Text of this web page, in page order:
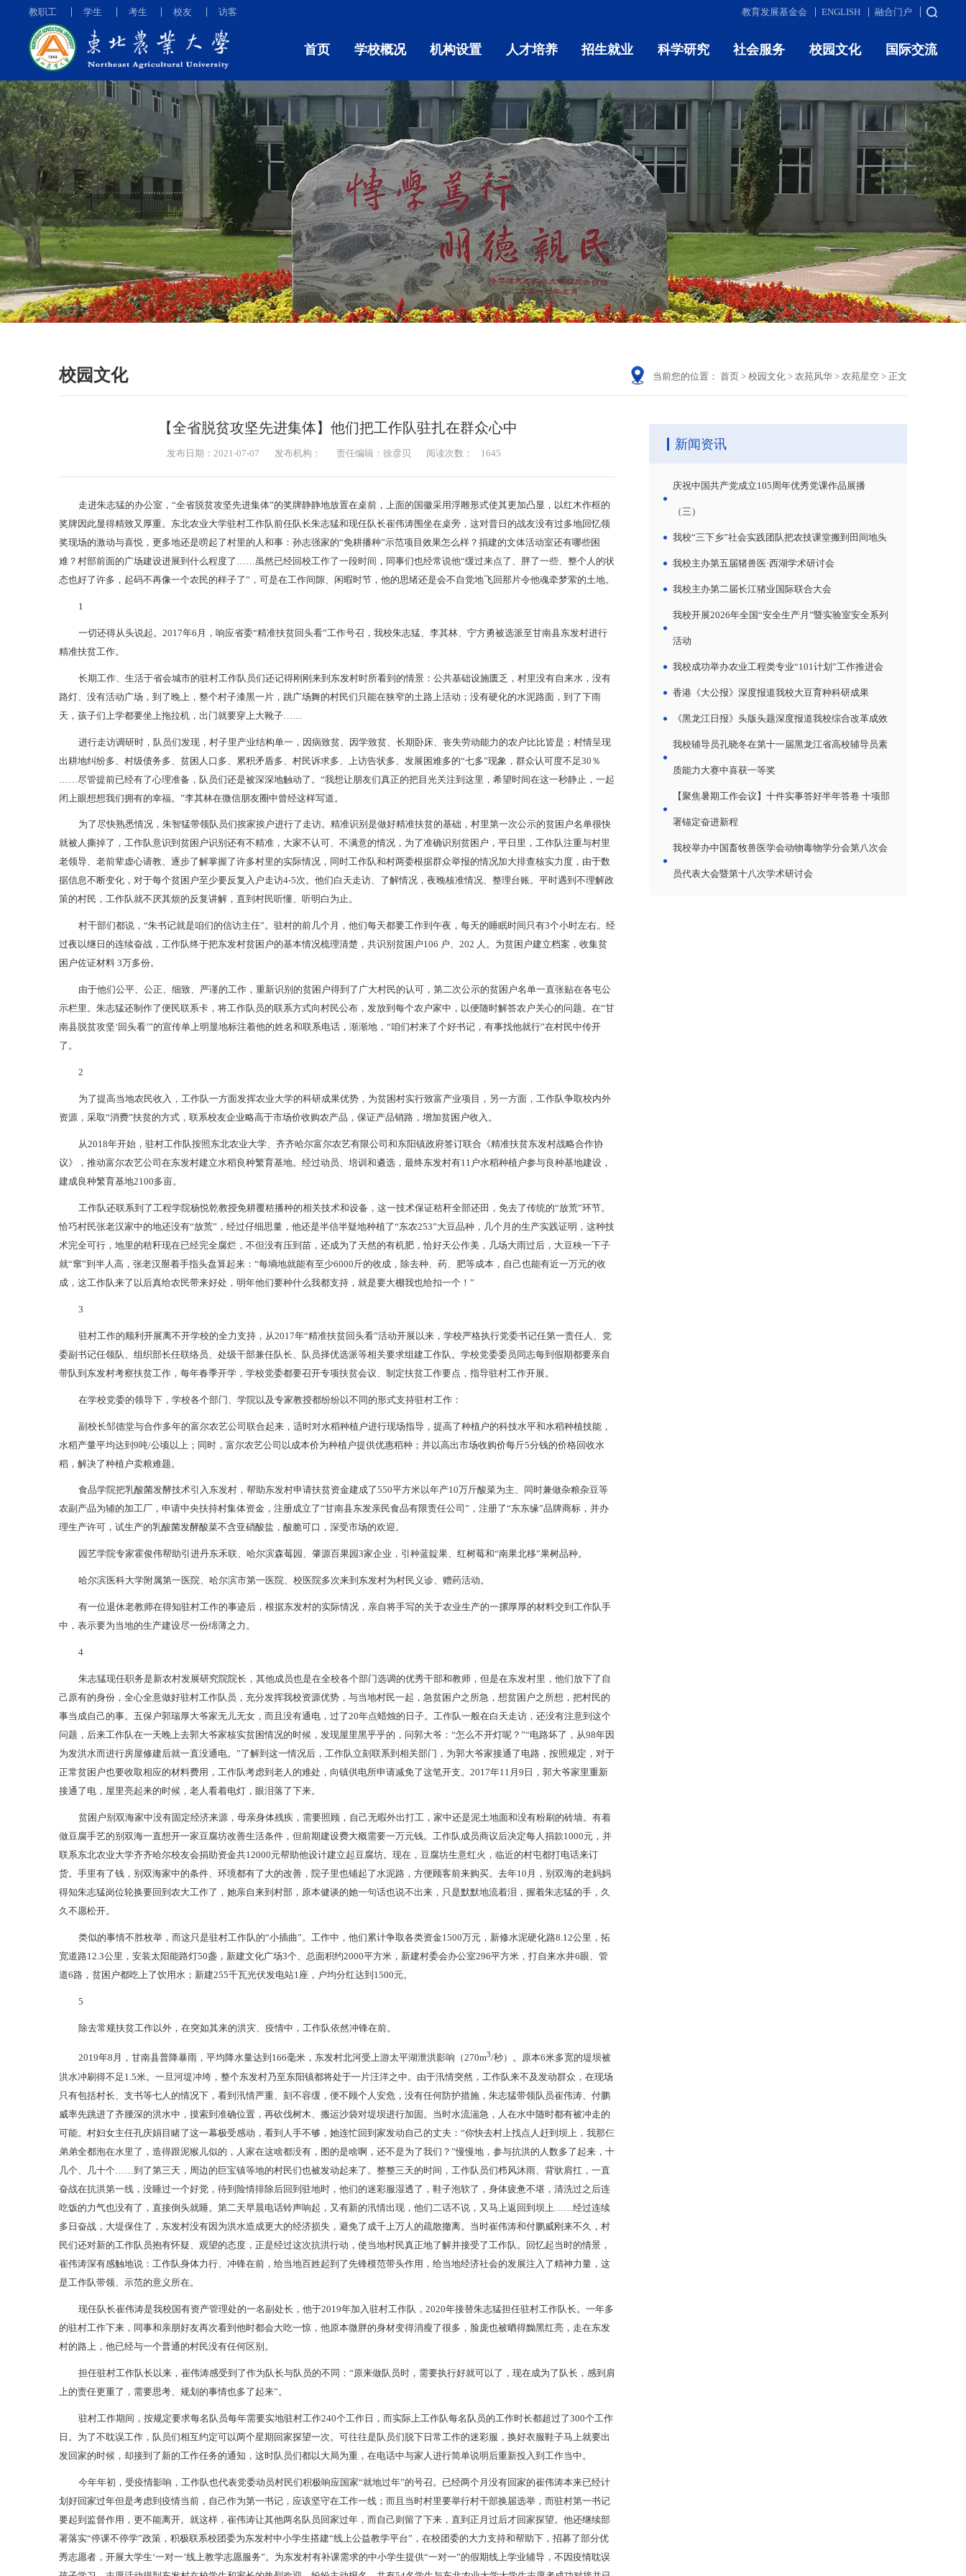
教职工 学生 考生 校友 访客 教育发展基金会 ENGLISH 融合门户
首页 学校概况 机构设置 人才培养 招生就业 科学研究 社会服务 校园文化 国际交流
校园文化 当前您的位置： 首页 > 校园文化 > 农苑风华 > 农苑星空 > 正文
【全省脱贫攻坚先进集体】他们把工作队驻扎在群众心中
发布日期：2021-07-07 发布机构： 责任编辑：徐彦贝 阅读次数： 1645
走进朱志猛的办公室，“全省脱贫攻坚先进集体”的奖牌静静地放置在桌前，上面的国徽采用浮雕形式使其更加凸显，以红木作框的
奖牌因此显得精致又厚重。东北农业大学驻村工作队前任队长朱志猛和现任队长崔伟涛围坐在桌旁，这对昔日的战友没有过多地回忆领
奖现场的激动与喜悦，更多地还是唠起了村里的人和事：孙志强家的“免耕播种”示范项目效果怎么样？捐建的文体活动室还有哪些困
难？村部前面的广场建设进展到什么程度了……虽然已经回校工作了一段时间，同事们也经常说他“缓过来点了、胖了一些、整个人的状
态也好了许多，起码不再像一个农民的样子了”，可是在工作间隙、闲暇时节，他的思绪还是会不自觉地飞回那片令他魂牵梦萦的土地。
1
一切还得从头说起。2017年6月，响应省委“精准扶贫回头看”工作号召，我校朱志猛、李其林、宁方勇被选派至甘南县东发村进行
精准扶贫工作。
长期工作、生活于省会城市的驻村工作队员们还记得刚刚来到东发村时所看到的情景：公共基础设施匮乏，村里没有自来水，没有
路灯、没有活动广场，到了晚上，整个村子漆黑一片，跳广场舞的村民们只能在狭窄的土路上活动；没有硬化的水泥路面，到了下雨
天，孩子们上学都要坐上拖拉机，出门就要穿上大靴子……
进行走访调研时，队员们发现，村子里产业结构单一，因病致贫、因学致贫、长期卧床、丧失劳动能力的农户比比皆是；村情呈现
出耕地纠纷多、村级债务多、贫困人口多、累积矛盾多、村民诉求多、上访告状多、发展困难多的“七多”现象，群众认可度不足30％
……尽管提前已经有了心理准备，队员们还是被深深地触动了。“我想让朋友们真正的把目光关注到这里，希望时间在这一秒静止，一起
闭上眼想想我们拥有的幸福。”李其林在微信朋友圈中曾经这样写道。
为了尽快熟悉情况，朱智猛带领队员们挨家挨户进行了走访。精准识别是做好精准扶贫的基础，村里第一次公示的贫困户名单很快
就被人撕掉了，工作队意识到贫困户识别还有不精准，大家不认可、不满意的情况，为了准确识别贫困户，平日里，工作队注重与村里
老领导、老前辈虚心请教、逐步了解掌握了许多村里的实际情况，同时工作队和村两委根据群众举报的情况加大排查核实力度，由于数
据信息不断变化，对于每个贫困户至少要反复入户走访4-5次。他们白天走访、了解情况，夜晚核准情况、整理台账。平时遇到不理解政
策的村民，工作队就不厌其烦的反复讲解，直到村民听懂、听明白为止。
村干部们都说，“朱书记就是咱们的信访主任”。驻村的前几个月，他们每天都要工作到午夜，每天的睡眠时间只有3个小时左右。经
过夜以继日的连续奋战，工作队终于把东发村贫困户的基本情况梳理清楚，共识别贫困户106 户、202 人。为贫困户建立档案，收集贫
困户佐证材料 3万多份。
由于他们公平、公正、细致、严谨的工作，重新识别的贫困户得到了广大村民的认可，第二次公示的贫困户名单一直张贴在各屯公
示栏里。朱志猛还制作了便民联系卡，将工作队员的联系方式向村民公布，发放到每个农户家中，以便随时解答农户关心的问题。在“甘
南县脱贫攻坚‘回头看’”的宣传单上明显地标注着他的姓名和联系电话，渐渐地，“咱们村来了个好书记，有事找他就行”在村民中传开
了。
2
为了提高当地农民收入，工作队一方面发挥农业大学的科研成果优势，为贫困村实行致富产业项目，另一方面，工作队争取校内外
资源，采取“消费”扶贫的方式，联系校友企业略高于市场价收购农产品，保证产品销路，增加贫困户收入。
从2018年开始，驻村工作队按照东北农业大学、齐齐哈尔富尔农艺有限公司和东阳镇政府签订联合《精准扶贫东发村战略合作协
议》，推动富尔农艺公司在东发村建立水稻良种繁育基地。经过动员、培训和遴选，最终东发村有11户水稻种植户参与良种基地建设，
建成良种繁育基地2100多亩。
工作队还联系到了工程学院杨悦乾教授免耕覆秸播种的相关技术和设备，这一技术保证秸秆全部还田，免去了传统的“放荒”环节。
恰巧村民张老汉家中的地还没有“放荒”，经过仔细思量，他还是半信半疑地种植了“东农253”大豆品种，几个月的生产实践证明，这种技
术完全可行，地里的秸秆现在已经完全腐烂，不但没有压到苗，还成为了天然的有机肥，恰好天公作美，几场大雨过后，大豆秧一下子
就“窜”到半人高，张老汉掰着手指头盘算起来：“每墒地就能有至少6000斤的收成，除去种、药、肥等成本，自己也能有近一万元的收
成，这工作队来了以后真给农民带来好处，明年他们要种什么我都支持，就是要大棚我也给扣一个！”
3
驻村工作的顺利开展离不开学校的全力支持，从2017年“精准扶贫回头看”活动开展以来，学校严格执行党委书记任第一责任人、党
委副书记任领队、组织部长任联络员、处级干部兼任队长、队员择优选派等相关要求组建工作队。学校党委委员同志每到假期都要亲自
带队到东发村考察扶贫工作，每年春季开学，学校党委都要召开专项扶贫会议、制定扶贫工作要点，指导驻村工作开展。
在学校党委的领导下，学校各个部门、学院以及专家教授都纷纷以不同的形式支持驻村工作：
副校长邹德堂与合作多年的富尔农艺公司联合起来，适时对水稻种植户进行现场指导，提高了种植户的科技水平和水稻种植技能，
水稻产量平均达到9吨/公顷以上；同时，富尔农艺公司以成本价为种植户提供优惠稻种；并以高出市场收购价每斤5分钱的价格回收水
稻，解决了种植户卖粮难题。
食品学院把乳酸菌发酵技术引入东发村，帮助东发村申请扶贫资金建成了550平方米以年产10万斤酸菜为主、同时兼做杂粮杂豆等
农副产品为辅的加工厂，申请中央扶持村集体资金，注册成立了“甘南县东发亲民食品有限责任公司”，注册了“东东缘”品牌商标，并办
理生产许可，试生产的乳酸菌发酵酸菜不含亚硝酸盐，酸脆可口，深受市场的欢迎。
园艺学院专家霍俊伟帮助引进丹东禾联、哈尔滨森莓园、肇源百果园3家企业，引种蓝靛果、红树莓和“南果北移”果树品种。
哈尔滨医科大学附属第一医院、哈尔滨市第一医院、校医院多次来到东发村为村民义诊、赠药活动。
有一位退休老教师在得知驻村工作的事迹后，根据东发村的实际情况，亲自将手写的关于农业生产的一摞厚厚的材料交到工作队手
中，表示要为当地的生产建设尽一份绵薄之力。
4
朱志猛现任职务是新农村发展研究院院长，其他成员也是在全校各个部门选调的优秀干部和教师，但是在东发村里，他们放下了自
己原有的身份，全心全意做好驻村工作队员，充分发挥我校资源优势，与当地村民一起，急贫困户之所急，想贫困户之所想，把村民的
事当成自己的事。五保户郭瑞厚大爷家无儿无女，而且没有通电，过了20年点蜡烛的日子。工作队一般在白天走访，还没有注意到这个
问题，后来工作队在一天晚上去郭大爷家核实贫困情况的时候，发现屋里黑乎乎的，问郭大爷：“怎么不开灯呢？”“电路坏了，从98年因
为发洪水而进行房屋修建后就一直没通电。”了解到这一情况后，工作队立刻联系到相关部门，为郭大爷家接通了电路，按照规定，对于
正常贫困户也要收取相应的材料费用，工作队考虑到老人的难处，向镇供电所申请减免了这笔开支。2017年11月9日，郭大爷家里重新
接通了电，屋里亮起来的时候，老人看着电灯，眼泪落了下来。
贫困户别双海家中没有固定经济来源，母亲身体残疾，需要照顾，自己无暇外出打工，家中还是泥土地面和没有粉刷的砖墙。有着
做豆腐手艺的别双海一直想开一家豆腐坊改善生活条件，但前期建设费大概需要一万元钱。工作队成员商议后决定每人捐款1000元，并
联系东北农业大学齐齐哈尔校友会捐助资金共12000元帮助他设计建立起豆腐坊。现在，豆腐坊生意红火，临近的村屯都打电话来订
货。手里有了钱，别双海家中的条件、环境都有了大的改善，院子里也铺起了水泥路，方便顾客前来购买。去年10月，别双海的老妈妈
得知朱志猛岗位轮换要回到农大工作了，她亲自来到村部，原本健谈的她一句话也说不出来，只是默默地流着泪，握着朱志猛的手，久
久不愿松开。
类似的事情不胜枚举，而这只是驻村工作队的“小插曲”。工作中，他们累计争取各类资金1500万元，新修水泥硬化路8.12公里，拓
宽道路12.3公里，安装太阳能路灯50盏，新建文化广场3个、总面积约2000平方米，新建村委会办公室296平方米，打自来水井6眼、管
道6路，贫困户都吃上了饮用水；新建255千瓦光伏发电站1座，户均分红达到1500元。
5
除去常规扶贫工作以外，在突如其来的洪灾、疫情中，工作队依然冲锋在前。
2019年8月，甘南县普降暴雨，平均降水量达到166毫米，东发村北河受上游太平湖泄洪影响（270m3/秒）。原本6米多宽的堤坝被
洪水冲刷得不足1.5米。一旦河堤冲垮，整个东发村乃至东阳镇都将处于一片汪洋之中。由于汛情突然，工作队来不及发动群众，在现场
只有包括村长、支书等七人的情况下，看到汛情严重、刻不容缓，便不顾个人安危，没有任何防护措施，朱志猛带领队员崔伟涛、付鹏
威率先跳进了齐腰深的洪水中，摸索到准确位置，再砍伐树木、搬运沙袋对堤坝进行加固。当时水流湍急，人在水中随时都有被冲走的
可能。村妇女主任孔庆娟目睹了这一幕极受感动，看到人手不够，她连忙回到家发动自己的丈夫：“你快去村上找点人赶到坝上，我那仨
弟弟全都泡在水里了，造得跟泥猴儿似的，人家在这啥都没有，图的是啥啊，还不是为了我们？”慢慢地，参与抗洪的人数多了起来，十
几个、几十个……到了第三天，周边的巨宝镇等地的村民们也被发动起来了。整整三天的时间，工作队员们栉风沐雨、背驮肩扛，一直
奋战在抗洪第一线，没睡过一个好觉，待到险情排除后回到驻地时，他们的迷彩服湿透了，鞋子泡软了，身体疲惫不堪，清洗过之后连
吃饭的力气也没有了，直接倒头就睡。第二天早晨电话铃声响起，又有新的汛情出现，他们二话不说，又马上返回到坝上……经过连续
多日奋战，大堤保住了，东发村没有因为洪水造成更大的经济损失，避免了成千上万人的疏散撤离。当时崔伟涛和付鹏威刚来不久，村
民们还对新的工作队员抱有怀疑、观望的态度，正是经过这次抗洪行动，使当地村民真正地了解并接受了工作队。回忆起当时的情景，
崔伟涛深有感触地说：工作队身体力行、冲锋在前，给当地百姓起到了先锋模范带头作用，给当地经济社会的发展注入了精神力量，这
是工作队带领、示范的意义所在。
现任队长崔伟涛是我校国有资产管理处的一名副处长，他于2019年加入驻村工作队，2020年接替朱志猛担任驻村工作队长。一年多
的驻村工作下来，同事和亲朋好友再次看到他时都会大吃一惊，他原本微胖的身材变得消瘦了很多，脸庞也被晒得黝黑红亮，走在东发
村的路上，他已经与一个普通的村民没有任何区别。
担任驻村工作队长以来，崔伟涛感受到了作为队长与队员的不同：“原来做队员时，需要执行好就可以了，现在成为了队长，感到肩
上的责任更重了，需要思考、规划的事情也多了起来”。
驻村工作期间，按规定要求每名队员每年需要实地驻村工作240个工作日，而实际上工作队每名队员的工作时长都超过了300个工作
日。为了不耽误工作，队员们相互约定可以两个星期回家探望一次。可往往是队员们脱下日常工作的迷彩服，换好衣服鞋子马上就要出
发回家的时候，却接到了新的工作任务的通知，这时队员们都以大局为重，在电话中与家人进行简单说明后重新投入到工作当中。
今年年初，受疫情影响，工作队也代表党委动员村民们积极响应国家“就地过年”的号召。已经两个月没有回家的崔伟涛本来已经计
划好回家过年但是考虑到疫情当前，自己作为第一书记，应该坚守在工作一线；而且当时村里要举行村干部换届选举，而驻村第一书记
要起到监督作用，更不能离开。就这样，崔伟涛让其他两名队员回家过年，而自己则留了下来，直到正月过后才回家探望。他还继续部
署落实“停课不停学”政策，积极联系校团委为东发村中小学生搭建“线上公益教学平台”，在校团委的大力支持和帮助下，招募了部分优
秀志愿者，开展大学生‘一对一’线上教学志愿服务”。为东发村有补课需求的中小学生提供“一对一”的假期线上学业辅导，不因疫情耽误
新闻资讯
庆祝中国共产党成立105周年优秀党课作品展播
（三）
我校“三下乡”社会实践团队把农技课堂搬到田间地头
我校主办第五届猪兽医·西湖学术研讨会
我校主办第二届长江猪业国际联合大会
我校开展2026年全国“安全生产月”暨实验室安全系列
活动
我校成功举办农业工程类专业“101计划”工作推进会
香港《大公报》深度报道我校大豆育种科研成果
《黑龙江日报》头版头题深度报道我校综合改革成效
我校辅导员孔晓冬在第十一届黑龙江省高校辅导员素
质能力大赛中喜获一等奖
【聚焦暑期工作会议】十件实事答好半年答卷 十项部
署锚定奋进新程
我校举办中国畜牧兽医学会动物毒物学分会第八次会
员代表大会暨第十八次学术研讨会